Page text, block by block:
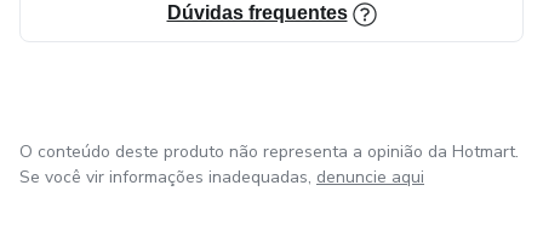
Dúvidas frequentes
O conteúdo deste produto não representa a opinião da Hotmart.
Se você vir informações inadequadas, denuncie aqui